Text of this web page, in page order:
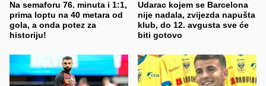
Na semaforu 76. minuta i 1:1,
prima loptu na 40 metara od
gola, a onda potez za
historiju!
Udarac kojem se Barcelona
nije nadala, zvijezda napušta
klub, do 12. avgusta sve će
biti gotovo